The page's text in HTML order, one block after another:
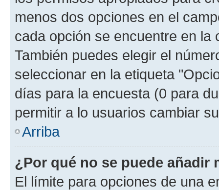
menos dos opciones en el
cada opción se encuentre en
También puedes elegir el
seleccionar en la etiqueta
días para la encuesta (0 para
permitir a lo usuarios cambiar
Arriba
¿Por qué no se puede añadir
El límite para opciones de una